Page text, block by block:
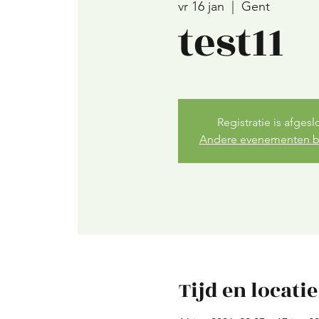
vr 16 jan Gent
test11
Registratie is
Andere evenementen
Tijd en locatie